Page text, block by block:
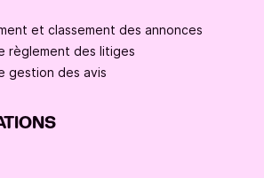
et classement des annonces
règlement des litiges
gestion des avis